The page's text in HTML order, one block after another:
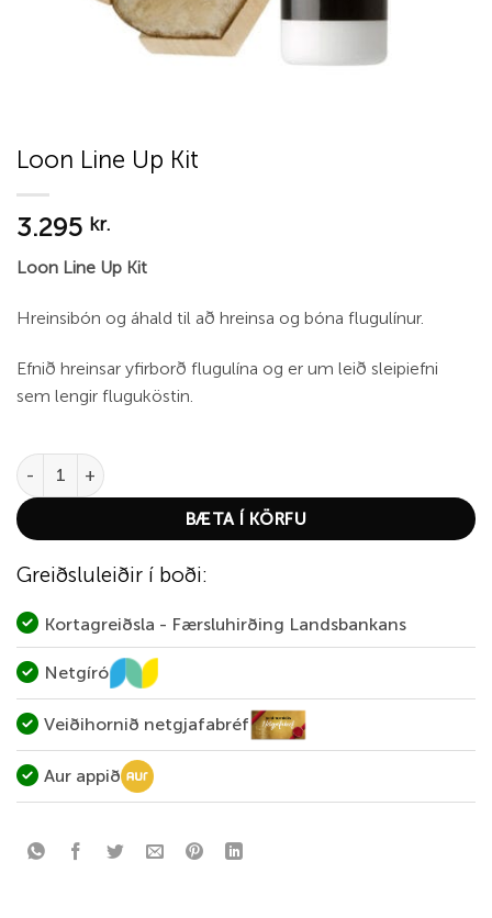
Loon Line Up Kit
3.295 kr.
Loon Line Up Kit
Hreinsibón og áhald til að hreinsa og bóna flugulínur.
Efnið hreinsar yfirborð flugulína og er um leið sleipiefni
sem lengir fluguköstin.
Loon Line Up Kit quantity
BÆTA Í KÖRFU
Greiðsluleiðir í boði:
Kortagreiðsla - Færsluhirðing Landsbankans
Netgíró
Veiðihornið netgjafabréf
Aur appið